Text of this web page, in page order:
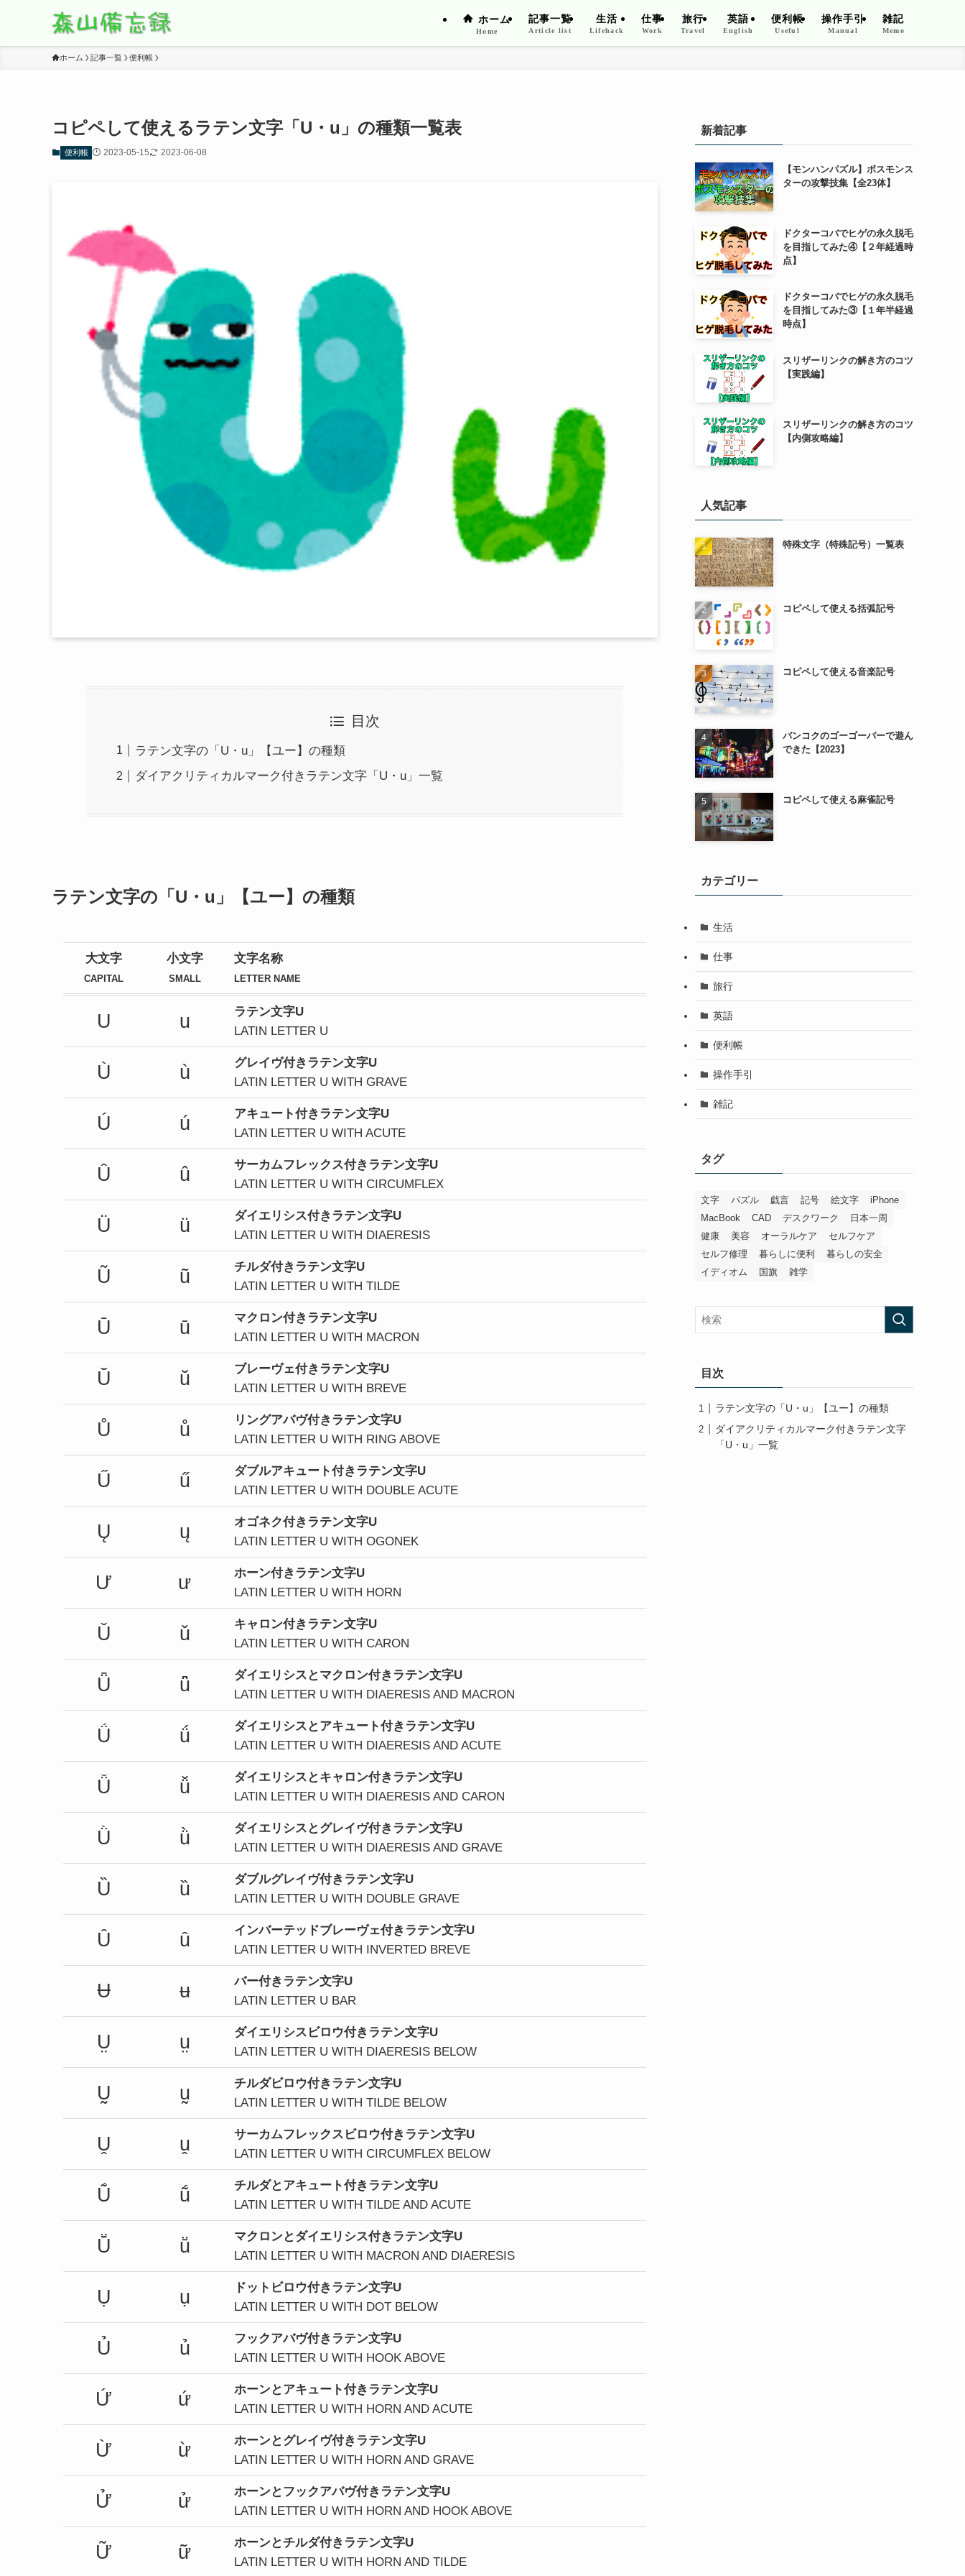
ホーム
Home
記事一覧
Article list
生活
Lifehack
仕事
Work
旅行
Travel
英語
English
便利帳
Useful
操作手引
Manual
雑記
Memo
ホーム 記事一覧 便利帳
コピペして使えるラテン文字「U・u」の種類一覧表
便利帳 2023-05-15 2023-06-08
目次
ラテン文字の「U・u」【ユー】の種類
ダイアクリティカルマーク付きラテン文字「U・u」一覧
ラテン文字の「U・u」【ユー】の種類
大文字
CAPITAL
小文字
SMALL
文字名称
LETTER NAME
U u
ラテン文字U
LATIN LETTER U
Ù ù
グレイヴ付きラテン文字U
LATIN LETTER U WITH GRAVE
Ú ú
アキュート付きラテン文字U
LATIN LETTER U WITH ACUTE
Û û サーカムフレックス付きラテン文字U
LATIN LETTER U WITH CIRCUMFLEX
Ü ü
ダイエリシス付きラテン文字U
LATIN LETTER U WITH DIAERESIS
Ũ ũ
チルダ付きラテン文字U
LATIN LETTER U WITH TILDE
Ū ū
マクロン付きラテン文字U
LATIN LETTER U WITH MACRON
Ŭ ŭ
ブレーヴェ付きラテン文字U
LATIN LETTER U WITH BREVE
Ů ů
リングアバヴ付きラテン文字U
LATIN LETTER U WITH RING ABOVE
Ű ű
ダブルアキュート付きラテン文字U
LATIN LETTER U WITH DOUBLE ACUTE
Ų ų
オゴネク付きラテン文字U
LATIN LETTER U WITH OGONEK
Ư ư
ホーン付きラテン文字U
LATIN LETTER U WITH HORN
Ǔ ǔ
キャロン付きラテン文字U
LATIN LETTER U WITH CARON
Ǖ ǖ
ダイエリシスとマクロン付きラテン文字U
LATIN LETTER U WITH DIAERESIS AND MACRON
Ǘ ǘ
ダイエリシスとアキュート付きラテン文字U
LATIN LETTER U WITH DIAERESIS AND ACUTE
Ǚ ǚ ダイエリシスとキャロン付きラテン文字U
LATIN LETTER U WITH DIAERESIS AND CARON
Ǜ ǜ
ダイエリシスとグレイヴ付きラテン文字U
LATIN LETTER U WITH DIAERESIS AND GRAVE
Ȕ ȕ
ダブルグレイヴ付きラテン文字U
LATIN LETTER U WITH DOUBLE GRAVE
Ȗ ȗ
インバーテッドブレーヴェ付きラテン文字U
LATIN LETTER U WITH INVERTED BREVE
Ʉ ʉ
バー付きラテン文字U
LATIN LETTER U BAR
Ṳ ṳ
ダイエリシスビロウ付きラテン文字U
LATIN LETTER U WITH DIAERESIS BELOW
Ṵ ṵ チルダビロウ付きラテン文字U
LATIN LETTER U WITH TILDE BELOW
Ṷ ṷ サーカムフレックス ビロウ付きラテン文字U
LATIN LETTER U WITH CIRCUMFLEX BELOW
Ṹ ṹ
チルダとアキュート付きラテン文字U
LATIN LETTER U WITH TILDE AND ACUTE
Ṻ ṻ
マクロンとダイエリシス付きラテン文字U
LATIN LETTER U WITH MACRON AND DIAERESIS
Ụ ụ ドット ビロウ付きラテン文字U
LATIN LETTER U WITH DOT BELOW
Ủ ủ フックアバヴ付きラテン文字U
LATIN LETTER U WITH HOOK ABOVE
Ứ ứ
ホーンとアキュート付きラテン文字U
LATIN LETTER U WITH HORN AND ACUTE
Ừ ừ
ホーンとグレイヴ付きラテン文字U
LATIN LETTER U WITH HORN AND GRAVE
Ử ử
ホーンとフックアバヴ付きラテン文字U
LATIN LETTER U WITH HORN AND HOOK ABOVE
Ữ ữ ホーンとチルダ付きラテン文字U
LATIN LETTER U WITH HORN AND TILDE
新着記事
【モンハンパズル】ボスモンス
ターの攻撃技集【全23体】
ドクターコバでヒゲの永久脱毛
を目指してみた④【２年経過時
点】
ドクターコバでヒゲの永久脱毛
を目指してみた③【１年半経過
時点】
スリザーリンクの解き方のコツ
【実践編】
スリザーリンクの解き方のコツ
【内側攻略編】
人気記事
特殊文字（特殊記号）一覧表
コピペして使える括弧記号
コピペして使える音楽記号
バンコクのゴーゴーバーで遊ん
できた【2023】
コピペして使える麻雀記号
カテゴリー
生活
仕事
旅行
英語
便利帳
操作手引
雑記
タグ
文字 パズル 戯言 記号 絵文字
iPhone
MacBook
CAD デスクワーク
日本一周
健康
美容 オーラルケア
セルフケア
セルフ修理
暮らしに便利
暮らしの安全
イディオム
国旗 雑学
目次
ラテン文字の「U・u」【ユー】の種類
ダイアクリティカルマーク付きラテン文字
「U・u」一覧